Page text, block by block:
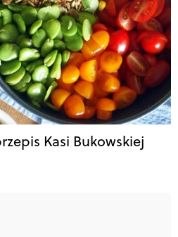
Kasi Bukowskiej